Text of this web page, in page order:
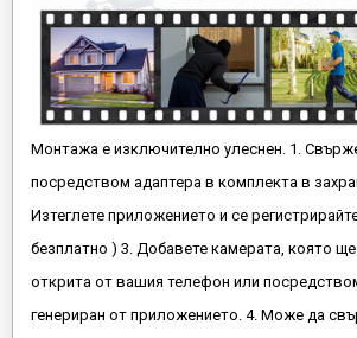
Монтажа е изключително улеснен. 1.
посредством адаптера в комплекта в
Изтеглете приложението и се
безплатно ) 3. Добавете камерата, която
открита от вашия телефон или
генериран от приложението. 4. Може да